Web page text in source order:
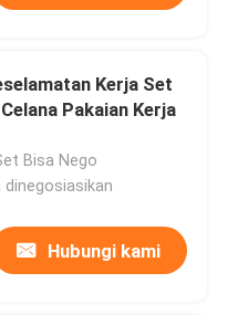
Kerja Set
Pakaian Kerja
Bisa Nego
dinegosiasikan
Hubungi kami